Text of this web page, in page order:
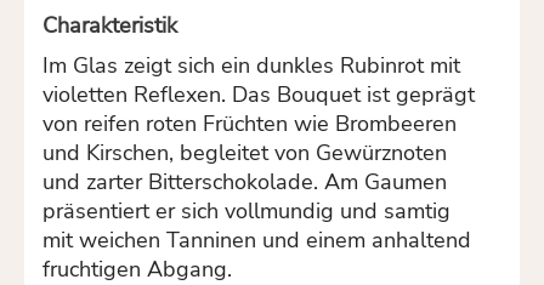
Charakteristik
Im Glas zeigt sich ein dunkles Rubinrot mit
violetten Reflexen. Das Bouquet ist geprägt
von reifen roten Früchten wie Brombeeren
und Kirschen, begleitet von Gewürznoten
und zarter Bitterschokolade. Am Gaumen
präsentiert er sich vollmundig und samtig
mit weichen Tanninen und einem anhaltend
fruchtigen Abgang.